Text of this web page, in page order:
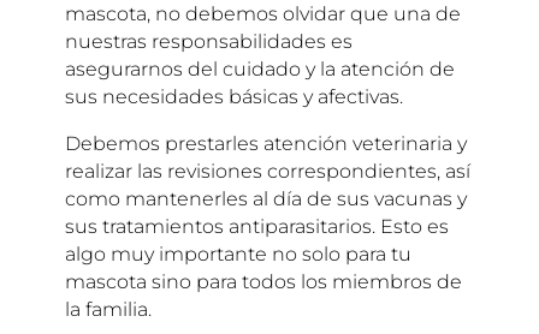
mascota, no debemos olvidar que una de
nuestras responsabilidades es
asegurarnos del cuidado y la atención de
sus necesidades básicas y afectivas.
Debemos prestarles atención veterinaria y
realizar las revisiones correspondientes, así
como mantenerles al día de sus vacunas y
sus tratamientos antiparasitarios. Esto es
algo muy importante no solo para tu
mascota sino para todos los miembros de
la familia.